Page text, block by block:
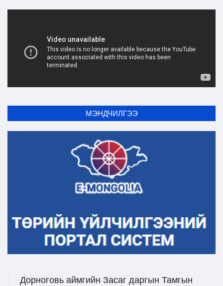
Бодлого төлөвлөлт
МЭНДЧИЛГЭЭ
Дорноговь аймгийн Засаг даргын Тамгын